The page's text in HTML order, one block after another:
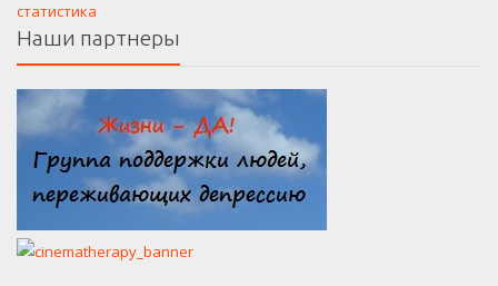
Наши партнеры